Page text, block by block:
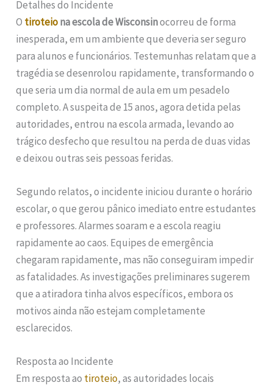
Detalhes do Incidente
O tiroteiona escola de Wisconsinocorreu de forma
inesperada, em um ambiente que deveria ser seguro
para alunos e funcionários. Testemunhas relatam que a
tragédia se desenrolou rapidamente, transformando o
que seria um dia normal de aula em um pesadelo
completo. A suspeita de 15 anos, agora detida pelas
autoridades, entrou na escola armada, levando ao
trágico desfecho que resultou na perda de duas vidas
e deixou outras seis pessoas feridas.
Segundo relatos, o incidente iniciou durante o horário
escolar, o que gerou pânico imediato entre estudantes
e professores. Alarmes soaram e a escola reagiu
rapidamente ao caos. Equipes de emergência
chegaram rapidamente, mas não conseguiram impedir
as fatalidades. As investigações preliminares sugerem
que a atiradora tinha alvos específicos, embora os
motivos ainda não estejam completamente
esclarecidos.
Resposta ao Incidente
Em resposta ao tiroteio, as autoridades locais